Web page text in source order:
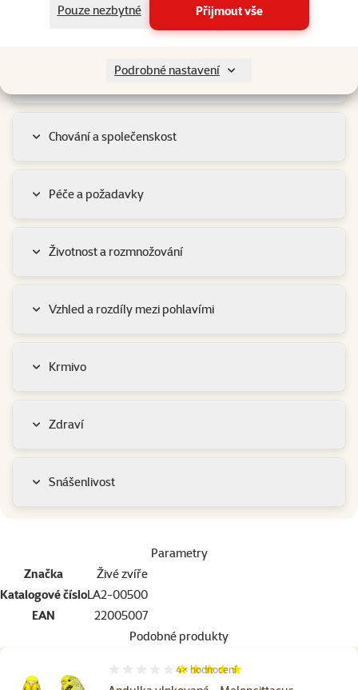
Pouze nezbytné
Přijmout vše
Podrobné nastavení
Proč si ji pořídit?
Základní informace
Chování a společenskost
Péče a požadavky
Životnost a rozmnožování
Vzhled a rozdíly mezi pohlavími
Krmivo
Zdraví
Snášenlivost
Parametry
Značka
Živé zvíře
Katalogové čísloLA2-00500
EAN
22005007
Podobné produkty
Hodnocení 100%, počet hodnocení: 4
4× hodnocení